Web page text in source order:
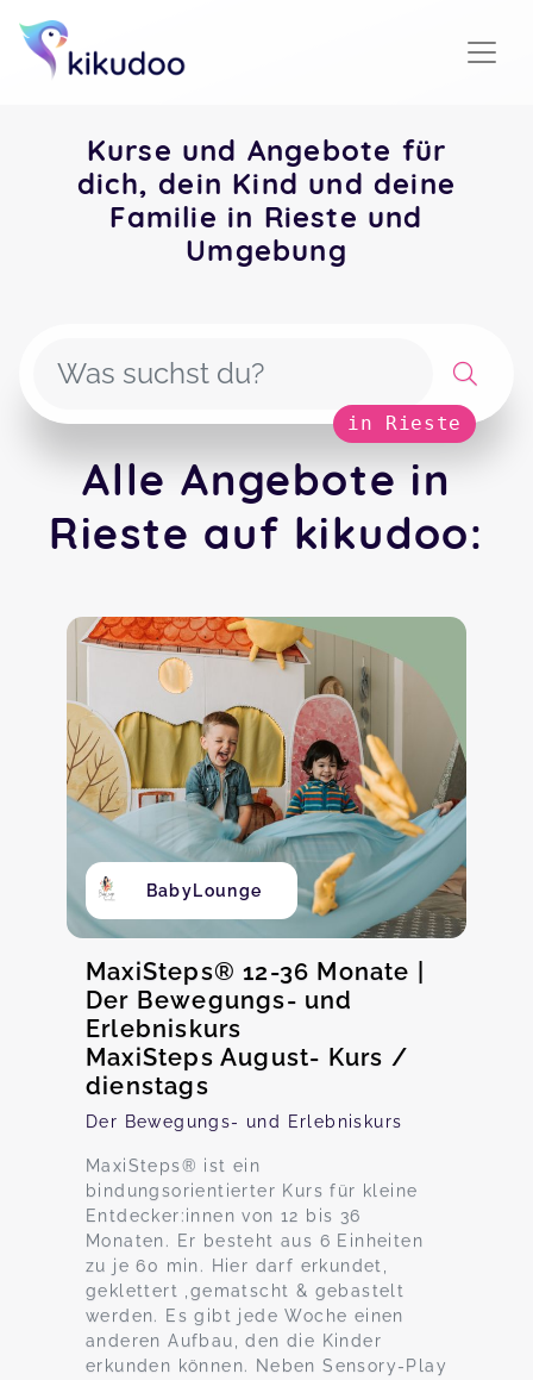
Kurse und Angebote für
dich, dein Kind und deine
Familie in Rieste und
Umgebung
in Rieste
Alle Angebote in
Rieste auf kikudoo:
BabyLounge
MaxiSteps® 12-36 Monate |
Der Bewegungs- und
Erlebniskurs
MaxiSteps August- Kurs /
dienstags
Der Bewegungs- und Erlebniskurs
MaxiSteps® ist ein
bindungsorientierter Kurs für kleine
Entdecker:innen von 12 bis 36
Monaten. Er besteht aus 6 Einheiten
zu je 60 min. Hier darf erkundet,
geklettert ,gematscht & gebastelt
werden. Es gibt jede Woche einen
anderen Aufbau, den die Kinder
erkunden können. Neben Sensory-Play